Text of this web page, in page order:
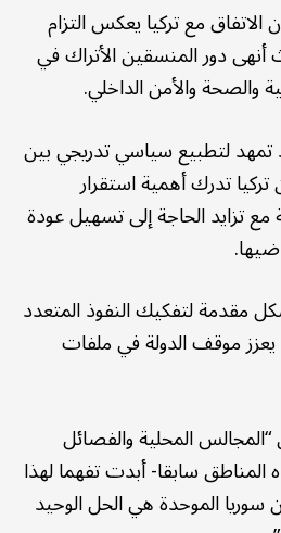
الاتفاق مع تركيا يعكس التزام
أنهى دور المنسقين الأتراك في
والصحة والأمن الداخلي.
تمهد لتطبيع سياسي تدريجي بين
تدرك أهمية استقرار
تزايد الحاجة إلى تسهيل عودة
مقدمة لتفكيك النفوذ المتعدد
موقف الدولة في ملفات
المحلية والفصائل
سابقا- أبدت تفهما لهذا
سوريا الموحدة هي الحل الوحيد